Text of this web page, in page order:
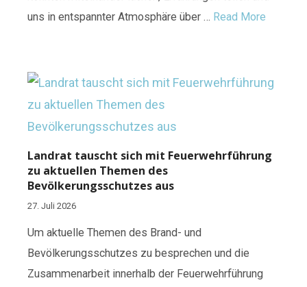
uns in entspannter Atmosphäre über … Read More
Landrat tauscht sich mit Feuerwehrführung
zu aktuellen Themen des
Bevölkerungsschutzes aus
27. Juli 2026
Um aktuelle Themen des Brand- und
Bevölkerungsschutzes zu besprechen und die
Zusammenarbeit innerhalb der Feuerwehrführung